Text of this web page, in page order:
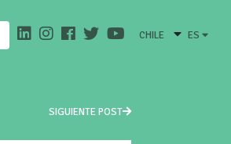
CHILE ES
SIGUIENTE POST